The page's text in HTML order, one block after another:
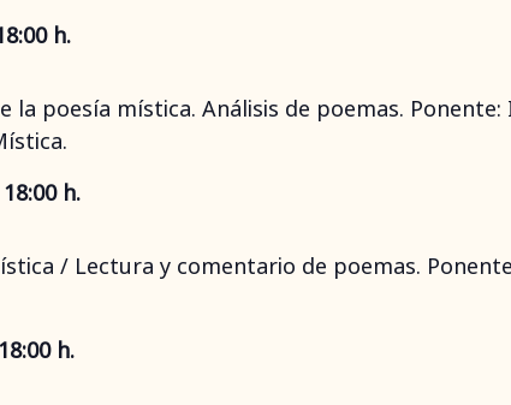
h.
la poesía mística. Análisis de poemas. Ponente:
h.
/ Lectura y comentario de poemas.
h.